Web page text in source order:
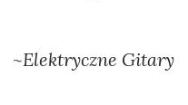
~Elektryczne Gitary